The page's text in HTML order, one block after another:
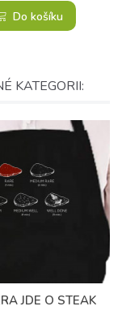
Do košíku
KATEGORII:
JDE O STEAK